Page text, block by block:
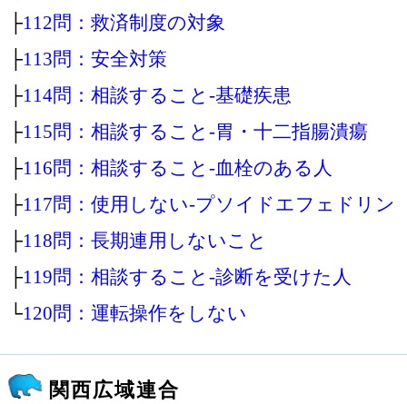
├112問：救済制度の対象
├113問：安全対策
├114問：相談すること‐基礎疾患
├115問：相談すること‐胃・十二指腸潰瘍
├116問：相談すること‐血栓のある人
├117問：使用しない‐プソイドエフェドリン
├118問：長期連用しないこと
├119問：相談すること‐診断を受けた人
└120問：運転操作をしない
関西広域連合